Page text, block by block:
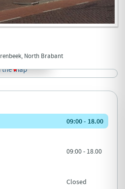
North Brabant
09:00 - 18.00
09:00 - 18.00
Closed